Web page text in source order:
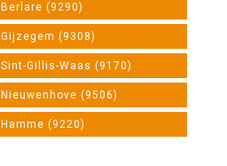
Berlare (9290)
Gijzegem (9308)
Sint-Gillis-Waas (9170)
Nieuwenhove (9506)
Hamme (9220)